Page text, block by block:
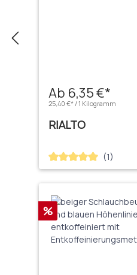
Ab 6,35 €*
25,40 €* / 1 Kilogramm
RIALTO
Durchschnittliche
(1)
Rabatt
%